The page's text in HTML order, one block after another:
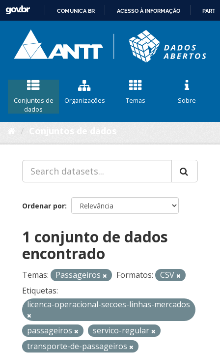
CONTEÚDO
COMUNICA BR ACESSO À INFORMAÇÃO
Conjuntos de
dados
Organizações Temas Sobre
Ordenar por
1 conjunto de dados
encontrado
Temas: Passageiros Formatos:
CSV
Etiquetas:
licenca-operacional-secoes-linhas-mercados
passageiros
servico-regular
transporte-de-passageiros